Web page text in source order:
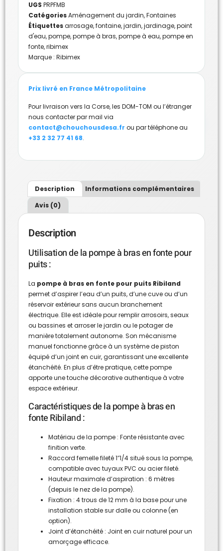
UGS PRPFMB
CatégoriesAménagement du jardin,Fontaines
Étiquettesarrosage,fontaine,jardin,jardinage,point
d'eau,pompe,pompe à bras,pompe à eau,pompe en
fonte,ribimex
Marque : Ribimex
Prix livré en France Métropolitaine
Pour livraison vers la Corse, les DOM-TOM ou l’étranger
nous contacter par mail via
contact@chouchousdesa.fr ou par téléphone au
+33 2 32 77 41 68.
Description
Informations complémentaires
Avis (0)
Description
Utilisation de la pompe à bras en fonte pour
puits :
La pompe à bras en fonte pour puits Ribiland
permet d’aspirer l’eau d’un puits, d’une cuve ou d’un
réservoir extérieur sans aucun branchement
électrique. Elle est idéale pour remplir arrosoirs, seaux
ou bassines et arroser le jardin ou le potager de
manière totalement autonome. Son mécanisme
manuel fonctionne grâce à un système de piston
équipé d’un joint en cuir, garantissant une excellente
étanchéité. En plus d’être pratique, cette pompe
apporte une touche décorative authentique à votre
espace extérieur.
Caractéristiques de la pompe à bras en
fonte Ribiland :
Matériau de la pompe : Fonte résistante avec
finition verte.
Raccord femelle fileté 1″1/4 situé sous la pompe,
compatible avec tuyaux PVC ou acier fileté.
Hauteur maximale d’aspiration : 6 mètres
(depuis le nez de la pompe).
Fixation : 4 trous de 12 mm à la base pour une
installation stable sur dalle ou colonne (en
option).
Joint d’étanchéité : Joint en cuir naturel pour un
amorçage efficace.